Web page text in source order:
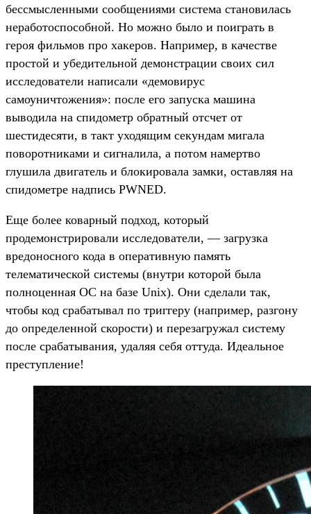
бессмысленными сообщениями система становилась
неработоспособной. Но можно было и поиграть в
героя фильмов про хакеров. Например, в качестве
простой и убедительной демонстрации своих сил
исследователи написали «демовирус
самоуничтожения»: после его запуска машина
выводила на спидометр обратный отсчет от
шестидесяти, в такт уходящим секундам мигала
поворотниками и сигналила, а потом намертво
глушила двигатель и блокировала замки, оставляя на
спидометре надпись PWNED.
Еще более коварный подход, который
продемонстрировали исследователи, — загрузка
вредоносного кода в оперативную память
телематической системы (внутри которой была
полноценная ОС на базе Unix). Они сделали так,
чтобы код срабатывал по триггеру (например, разгону
до определенной скорости) и перезагружал систему
после срабатывания, удаляя себя оттуда. Идеальное
преступление!